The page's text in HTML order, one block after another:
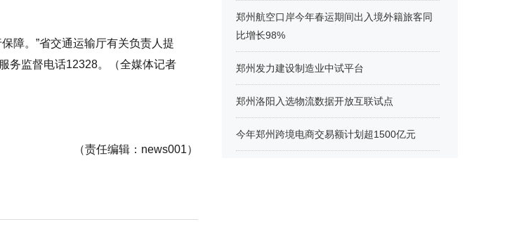
障。”省交通运输厅有关负责人提
务监督电话12328。（全媒体记者
（责任编辑：news001）
郑州航空口岸今年春运期间出入境外籍旅客同
比增长98%
郑州发力建设制造业中试平台
郑州洛阳入选物流数据开放互联试点
今年郑州跨境电商交易额计划超1500亿元